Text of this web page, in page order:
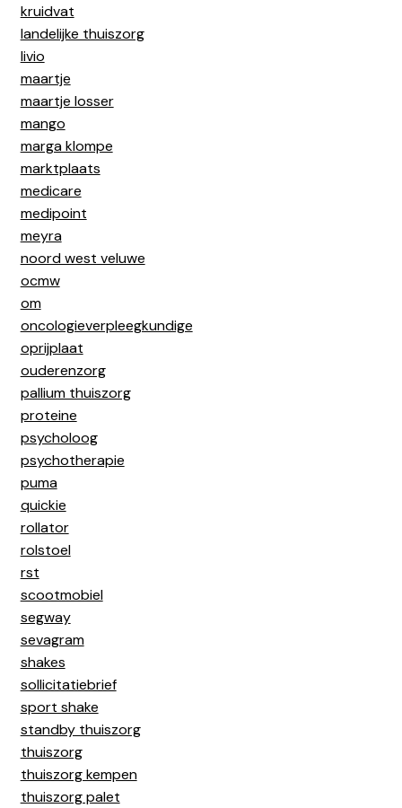
kruidvat
landelijke thuiszorg
livio
maartje
maartje losser
mango
marga klompe
marktplaats
medicare
medipoint
meyra
noord west veluwe
ocmw
om
oncologieverpleegkundige
oprijplaat
ouderenzorg
pallium thuiszorg
proteine
psycholoog
psychotherapie
puma
quickie
rollator
rolstoel
rst
scootmobiel
segway
sevagram
shakes
sollicitatiebrief
sport shake
standby thuiszorg
thuiszorg
thuiszorg kempen
thuiszorg palet